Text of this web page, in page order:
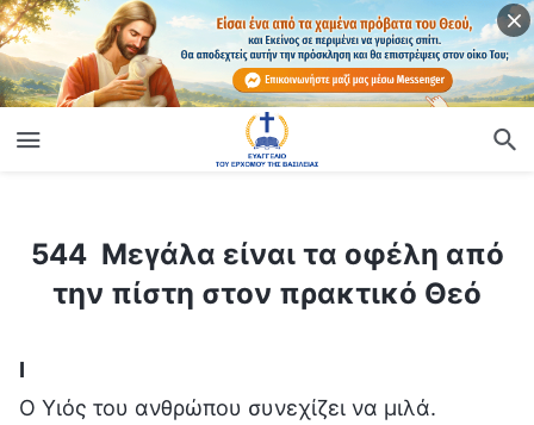
544 Μεγάλα είναι τα οφέλη από
την πίστη στον πρακτικό Θεό
Ⅰ
Ο Υιός του ανθρώπου συνεχίζει να μιλά.